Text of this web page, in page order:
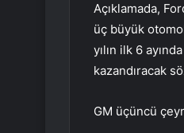
Açıklamada,
üç büyük
yılın ilk 6
kazandıracak
GM üçüncü